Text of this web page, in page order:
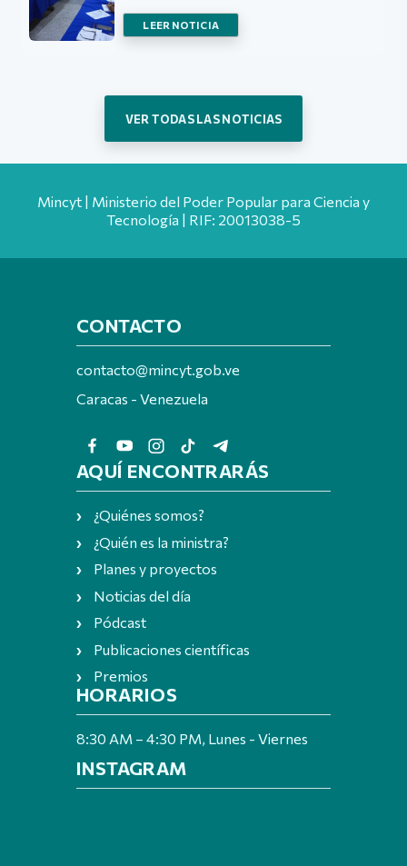
LEER NOTICIA
VER TODAS LAS NOTICIAS
Mincyt | Ministerio del Poder Popular para Ciencia y
Tecnología | RIF: 20013038-5
CONTACTO
contacto@mincyt.gob.ve
Caracas - Venezuela
AQUÍ ENCONTRARÁS
¿Quiénes somos?
¿Quién es la ministra?
Planes y proyectos
Noticias del día
Pódcast
Publicaciones científicas
Premios
HORARIOS
8:30 AM – 4:30 PM, Lunes - Viernes
INSTAGRAM